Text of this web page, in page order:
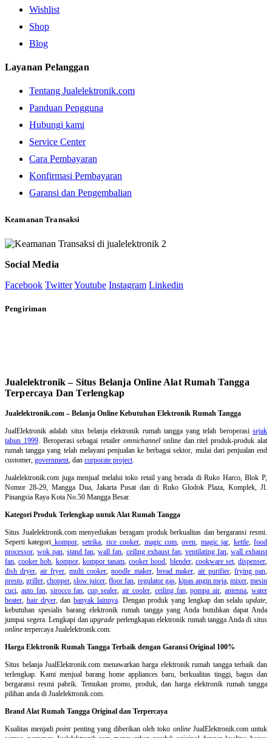
Wishlist
Shop
Blog
Layanan Pelanggan
Tentang Jualelektronik.com
Panduan Pengguna
Hubungi kami
Service Center
Cara Pembayaran
Konfirmasi Pembayaran
Garansi dan Pengembalian
Keamanan Transaksi
Social Media
Facebook TwitterYoutube Instagram Linkedin
Pengiriman
Jualelektronik – Situs Belanja Online Alat Rumah Tangga
Terpercaya Dan Terlengkap
Jualelektronik.com – Belanja Online Kebutuhan Elektronik Rumah Tangga
JualElektronik adalah situs belanja elektronik rumah tanggayang telah beroperasisejak
tahun 1999. Beroperasi sebagai retaileromnichannel online dan ritel produk-produk alat
rumah tangga yang telah melayani penjualan ke berbagai sektor, mulai dari penjualan end
customer, government, dan corporate project.
Jualelektronik.com juga menjual melalui toko retail yang berada di Ruko Harco, Blok P,
Nomor 28-29, Mangga Dua, Jakarta Pusat dan di Ruko Glodok Plaza, Komplek, Jl.
Pinangsia Raya Kota No.50 Mangga Besar.
Kategori Produk Terlengkap untuk Alat Rumah Tangga
Situs Jualelektronik.com menyediakan beragam produk berkualitas dan bergaransi resmi.
Seperti kategori kompor,setrika, rice cooker, magic com,oven, magic jar, kettle,food
processor,wok pan,stand fan,wall fan, ceiling exhaust fan, ventilating fan, wall exhaust
fan,cooker hob, kompor, kompor tanam,cooker hood, blender, cookware set,dispenser,
dish dryer,air fryer,multi cooker,noodle maker, bread maker, air purifier, frying pan,
presto,griller,chopper,slow juicer,floor fan, regulator gas, kipas angin meja, mixer,mesin
cuci, auto fan, sirocco fan,cup sealer,air cooler, ceiling fan,pompa air,antenna,water
heater, hair dryer, dan banyak lainnya. Dengan produk yang lengkap dan selalu update,
kebutuhan spesialis barang elektronik rumah tangga yang Anda butuhkan dapat Anda
jumpai segera. Lengkapi danupgrade perlengkapan elektronik rumah tangga Anda di situs
online terpercaya Jualelektronik.com.
Harga Elektronik Rumah Tangga Terbaik dengan Garansi Original 100%
Situs belanjaJualElektronik.com menawarkan harga elektronik rumah tangga terbaik dan
terlengkap. Kami menjual barang home appliances baru, berkualitas tinggi, bagus dan
bergaransi resmi pabrik. Temukan promo, produk, dan harga elektronik rumah tangga
pilihan anda di Jualelektronik.com.
Brand Alat Rumah Tangga Original dan Terpercaya
Kualitas menjadipointpenting yang diberikan oleh toko onlineJualElektronik.com untuk